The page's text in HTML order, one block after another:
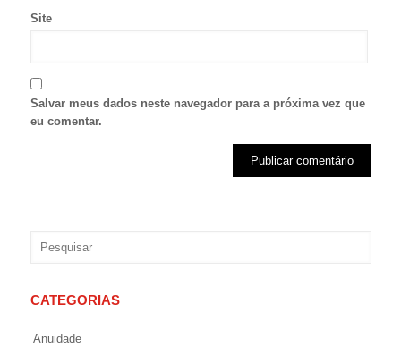
Site
Salvar meus dados neste navegador para a próxima vez que
eu comentar.
CATEGORIAS
Anuidade